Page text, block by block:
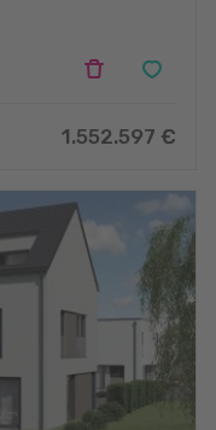
1.552.597 €